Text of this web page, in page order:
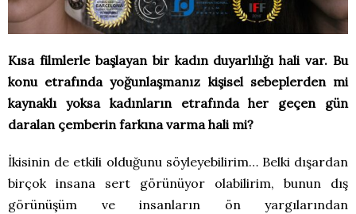
Kısa filmlerle başlayan bir kadın duyarlılığı hali var. Bu
konu etrafında yoğunlaşmanız kişisel sebeplerden mi
kaynaklı yoksa kadınların etrafında her geçen gün
daralan çemberin farkına varma hali mi?
İkisinin de etkili olduğunu söyleyebilirim… Belki dışardan
birçok insana sert görünüyor olabilirim, bunun dış
görünüşüm ve insanların ön yargılarından